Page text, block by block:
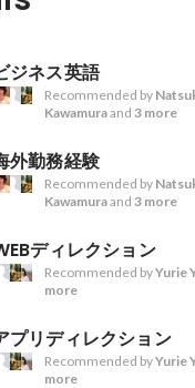
ジネス英語
Recommended by
Kawamuraand 3 more
外勤務経験
Recommended by
Kawamuraand 3 more
ディレクション
Recommended byYurie
more
プリディレクション
Recommended byYurie
more